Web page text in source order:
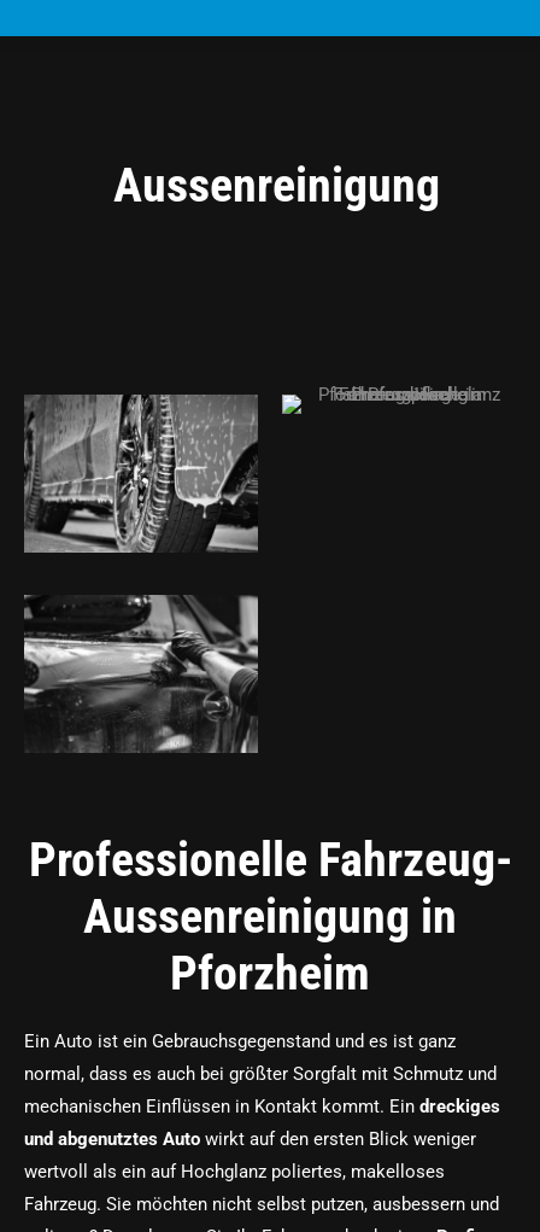
Aussenreinigung
Professionelle Fahrzeug-
Aussenreinigung in
Pforzheim
Ein Auto ist ein Gebrauchsgegenstand und es ist ganz
normal, dass es auch bei größter Sorgfalt mit Schmutz und
mechanischen Einflüssen in Kontakt kommt. Ein dreckiges
und abgenutztes Auto wirkt auf den ersten Blick weniger
wertvoll als ein auf Hochglanz poliertes, makelloses
Fahrzeug. Sie möchten nicht selbst putzen, ausbessern und